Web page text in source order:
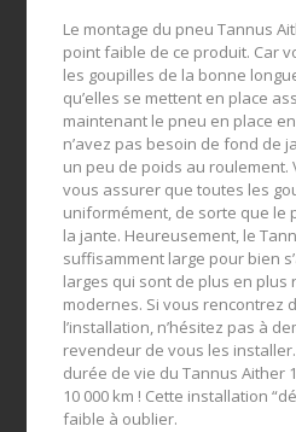
Le montage du pneu Tannus
point faible de ce produit. Car
les goupilles de la bonne
qu’elles se mettent en place
maintenant le pneu en place
n’avez pas besoin de fond de
un peu de poids au roulement.
vous assurer que toutes les
uniformément, de sorte que le
la jante. Heureusement, le
suffisamment large pour bien
larges qui sont de plus en
modernes. Si vous rencontrez
l’installation, n’hésitez pas à
revendeur de vous les
durée de vie du Tannus Aither
10 000 km ! Cette installation
faible à oublier.